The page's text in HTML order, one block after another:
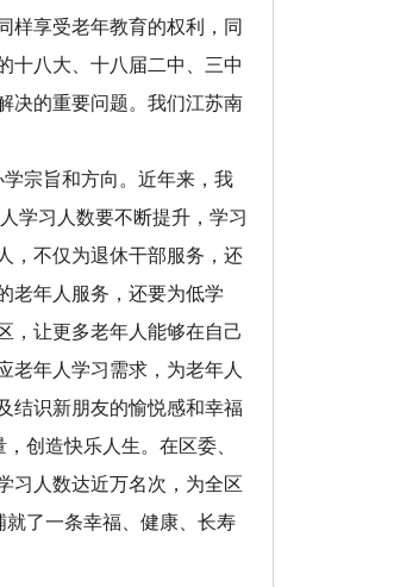
样享受老年教育的权利，同
十八大、十八届二中、三中
决的重要问题。我们江苏南
宗旨和方向。近年来，我
学习人数要不断提升，学习
，不仅为退休干部服务，还
老年人服务，还要为低学
，让更多老年人能够在自己
老年人学习需求，为老年人
结识新朋友的愉悦感和幸福
创造快乐人生。在区委、
习人数达近万名次，为全区
就了一条幸福、健康、长寿